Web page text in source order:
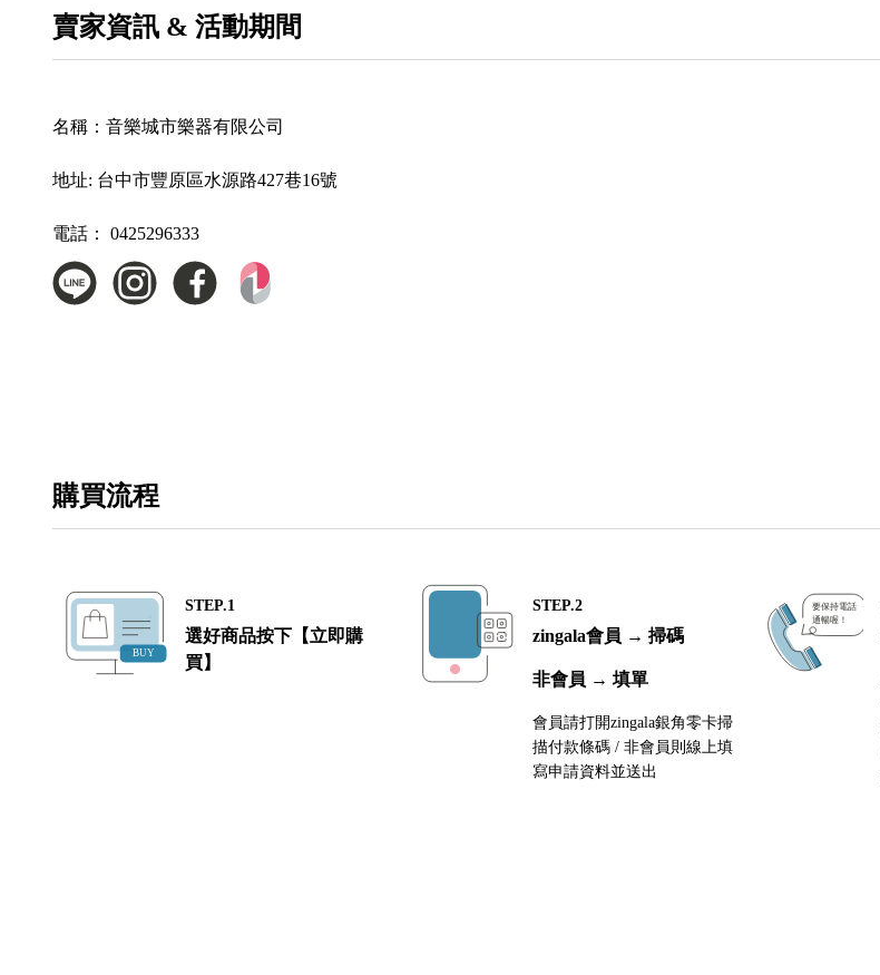
賣家資訊 & 活動期間
名稱： 音樂城市樂器有限公司
地址: 台中市豐原區水源路427巷16號
電話： 0425296333
購買流程
STEP.1
選好商品按下【立即購
買】
STEP.2
zingala會員 → 掃碼
非會員 → 填單
會員請打開zingala銀角零卡掃
描付款條碼 / 非會員則線上填
寫申請資料並送出